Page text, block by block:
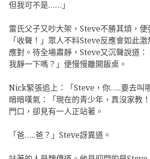
但我可不是……」
雷氏父子又吵大架，Steve不勝其煩，便
「收聲！」眾人不料Steve反應會如此
應對。待全場肅靜，Steve又沉聲說道
我靜一下嗎？」便慢慢離開飯桌。
Nick緊張追上：「Steve，你…..要去叫
暗暗嘆氣：「現在的青少年，真沒家教
門口，卻見有一人正站著。
「爸…..爸？」Steve訝異道。